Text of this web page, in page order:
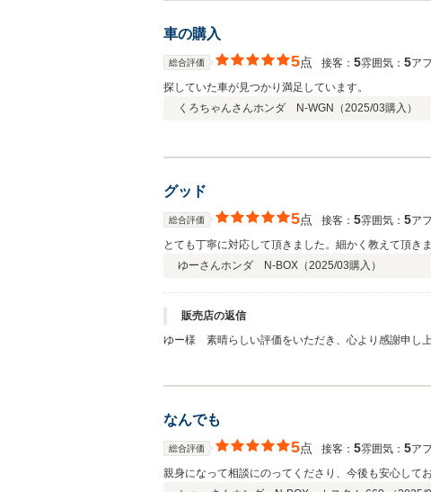
車の購入
総合評価 5点 接客： 5雰囲気： 5ア
探していた車が見つかり満足しています。
くろちゃんさんホンダ N-WGN（2025/03購入）
グッド
総合評価 5点 接客： 5雰囲気： 5ア
とても丁寧に対応して頂きました。細かく教えて頂きま
ゆーさんホンダ N-BOX（2025/03購入）
販売店の返信
ゆー様 素晴らしい評価をいただき、心より感謝申し
なんでも
総合評価 5点 接客： 5雰囲気： 5ア
親身になって相談にのってくださり、今後も安心して